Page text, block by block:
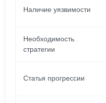
Наличие уязвимости
Необходимость
стратегии
Статья прогрессии